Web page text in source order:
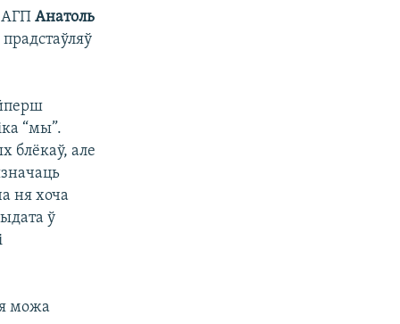
АГПАнатоль
“мы”.
блёкаў, але
ня хоча
ў
можа